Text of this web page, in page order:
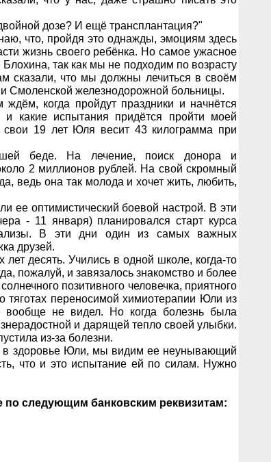
дозе? И ещё трансплантация?"
что, пройдя это однажды, эмоциям здесь
жизнь своего ребёнка. Но самое ужасное
так как мы не подходим по возрасту
сказали, что мы должны лечиться в своём
Смоленской железнодорожной больницы.
когда пройдут праздники и начнётся
и какие испытания придётся пройти моей
свои 19 лет Юля весит 43 килограмма при
беде. На лечение, поиск донора и
2 миллионов рублей. На свой скромный
ведь она так молода и хочет жить, любить,
ее оптимистический боевой настрой. В эти
- 11 января) планировался старт курса
В эти дни один из самых важных
друзей.
десять. Учились в одной школе, когда-то
пожалуй, и завязалось знакомство и более
позитивного человечка, приятного
тяготах переносимой химиотерапии Юли из
вообще не видел. Но когда болезнь была
и дарящей тепло своей улыбки.
из-за болезни.
в здоровье Юли, мы видим ее неунывающий
что и это испытание ей по силам. Нужно
следующим банковским реквизитам: